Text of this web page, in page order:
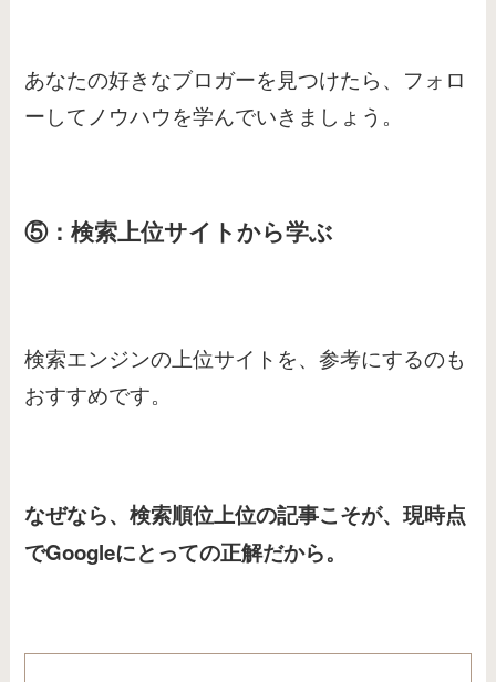
あなたの好きなブロガーを見つけたら、フォロ
ーしてノウハウを学んでいきましょう。
⑤：検索上位サイトから学ぶ
検索エンジンの上位サイトを、参考にするのも
おすすめです。
なぜなら、検索順位上位の記事こそが、現時点
でGoogleにとっての正解だから。